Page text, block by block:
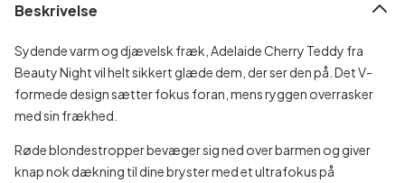
Beskrivelse
Sydende varm og djævelsk fræk, Adelaide Cherry Teddy fra
Beauty Night vil helt sikkert glæde dem, der ser den på. Det V-
formede design sætter fokus foran, mens ryggen overrasker
med sin frækhed.
Røde blondestropper bevæger sig ned over barmen og giver
knap nok dækning til dine bryster med et ultrafokus på